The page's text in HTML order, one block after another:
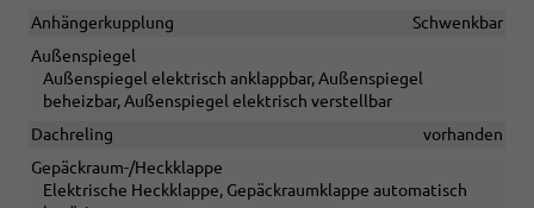
Anhängerkupplung
Schwenkbar
Außenspiegel
Außenspiegel elektrisch anklappbar, Außenspiegel
beheizbar, Außenspiegel elektrisch verstellbar
Dachreling
vorhanden
Gepäckraum-/Heckklappe
Elektrische Heckklappe, Gepäckraumklappe automatisch